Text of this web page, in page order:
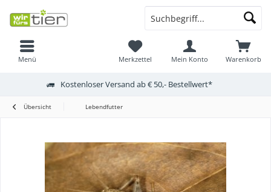
Menü Warenkorb
Merkzettel Mein Konto
Kostenloser Versand ab € 50,- Bestellwert*
Übersicht Lebendfutter